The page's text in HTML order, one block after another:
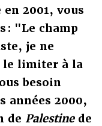
2001, vous
: "Le champ
je ne
le limiter à la
besoin
années 2000,
de Palestinede